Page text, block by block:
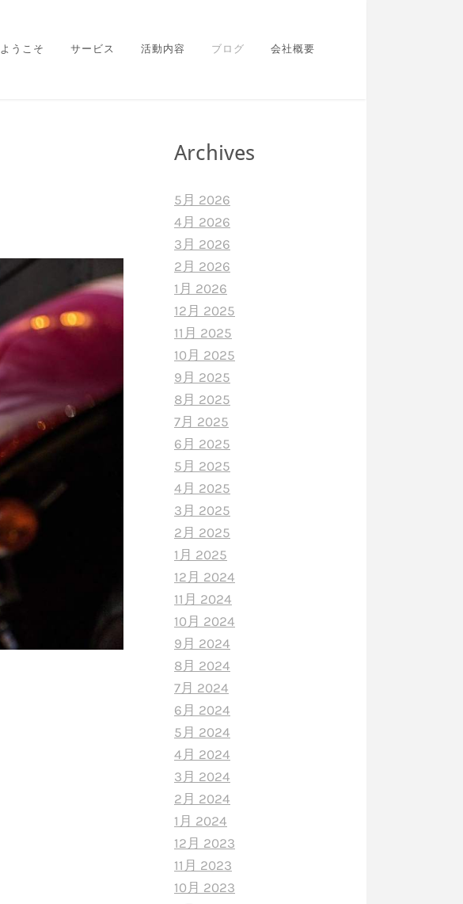
ようこそ サービス 活動内容 ブログ 会社概要
Archives
5月 2026
4月 2026
3月 2026
2月 2026
1月 2026
12月 2025
11月 2025
10月 2025
9月 2025
8月 2025
7月 2025
6月 2025
5月 2025
4月 2025
3月 2025
2月 2025
1月 2025
12月 2024
11月 2024
10月 2024
9月 2024
8月 2024
7月 2024
6月 2024
5月 2024
4月 2024
3月 2024
2月 2024
1月 2024
12月 2023
11月 2023
10月 2023